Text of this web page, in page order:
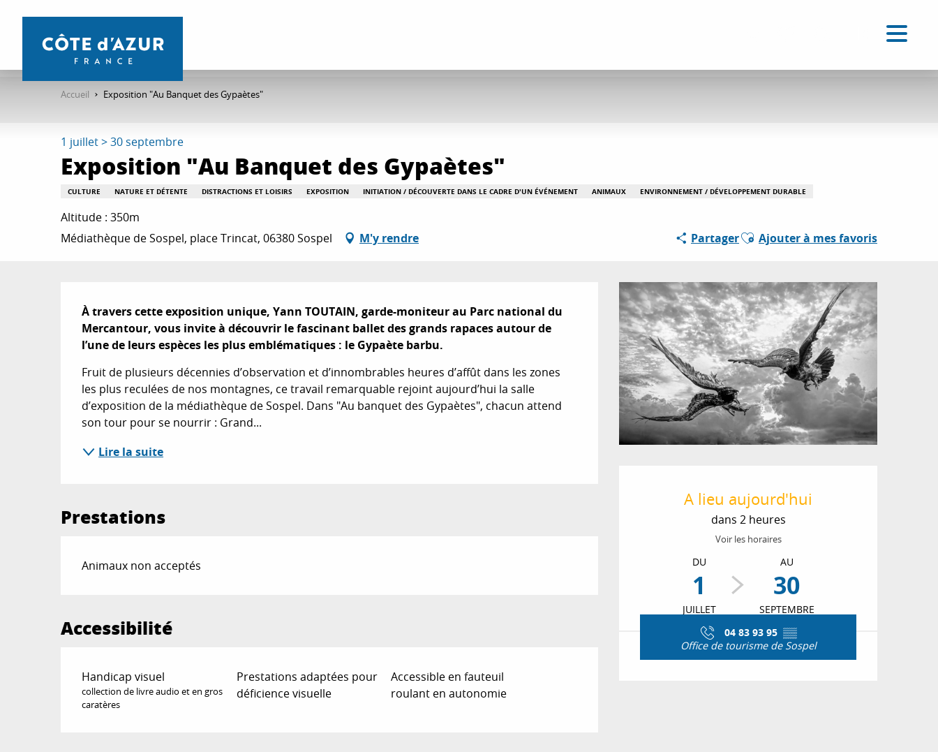
contenu
Accueil Exposition "Au Banquet des Gypaètes"
1 juillet > 30 septembre
Exposition "Au Banquet des Gypaètes"
CULTURE NATURE ET DÉTENTE DISTRACTIONS ET LOISIRS EXPOSITION INITIATION / DÉCOUVERTE DANS LE CADRE D'UN ÉVÉNEMENT ANIMAUX ENVIRONNEMENT / DÉVELOPPEMENT DURABLE
Altitude : 350m
Médiathèque de Sospel, place Trincat, 06380 Sospel
M'y rendre PartagerAjouter aux favoris
Ajouter à mes favoris
Ouverture et
A lieu aujourd'hui
dans 2 heures
Voir les horaires
DU
1
JUILLET
AU
30
SEPTEMBRE
04 83 93 95 ▒▒
Office de tourisme de Sospel
Description
À travers cette exposition unique, Yann TOUTAIN, garde-moniteur au Parc national du
Mercantour, vous invite à découvrir le fascinant ballet des grands rapaces autour de
l’une de leurs espèces les plus emblématiques : le Gypaète barbu.
Fruit de plusieurs décennies d’observation et d’innombrables heures d’affût dans les zones
les plus reculées de nos montagnes, ce travail remarquable rejoint aujourd’hui la salle
d’exposition de la médiathèque de Sospel. Dans "Au banquet des Gypaètes", chacun attend
son tour pour se nourrir : Grand...
Lire la suite
Prestations
Animaux non acceptés
Accessibilité
Handicap visuel
collection de livre audio et en gros
caratères
Prestations adaptées pour
déficience visuelle
Accessible en fauteuil
roulant en autonomie